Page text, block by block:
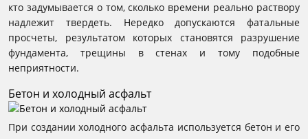
кто задумывается о том, сколько времени реально раствору
надлежит твердеть. Нередко допускаются фатальные
просчеты, результатом которых становятся разрушение
фундамента, трещины в стенах и тому подобные
неприятности.
Бетон и холодный асфальт
При создании холодного асфальта используется бетон и его